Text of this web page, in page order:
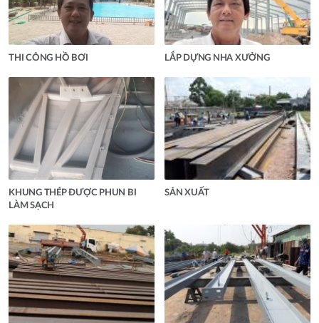
THI CÔNG HỒ BƠI LẮP DỰNG NHA XƯỞNG
KHUNG THÉP ĐƯỢC PHUN BI
LÀM SẠCH
SẢN XUẤT